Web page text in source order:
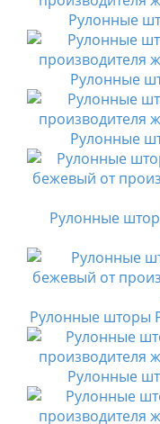
Рулонные
Рулонные
Рулонные
Рулонные
Рулонные шторы
Рулонные